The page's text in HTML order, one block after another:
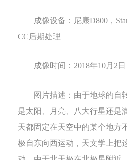
成像设备： 尼康D800 ，
CC后期处理
成像时间： 2018年10月 2 日
图片描述： 由于地球的自
是太阳、月亮、八大行星还是
天都固定在天空中的某个地方
极自东向西运动，天文学上把